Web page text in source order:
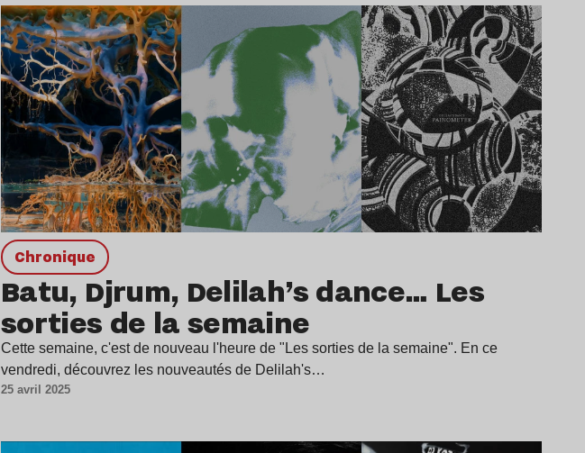
chronique
Batu, Djrum, Delilah’s dance… Les
sorties de la semaine
Cette semaine, c'est de nouveau l'heure de "Les sorties de la semaine". En ce
vendredi, découvrez les nouveautés de Delilah's…
25 avril 2025